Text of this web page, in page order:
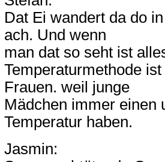
Dat Ei wandert da do
ach. Und wenn
man dat so seht ist
Temperaturmethode
Frauen. weil junge
Mädchen immer einen
Temperatur haben.
Jasmin: